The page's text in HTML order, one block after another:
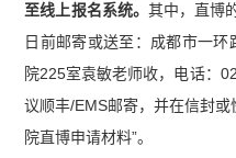
至线上报名系统。 其中，直博
日前邮寄或送至：成都市一
院225室袁敏老师收，电话：
议顺丰/EMS邮寄，并在信封
院直博申请材料”。